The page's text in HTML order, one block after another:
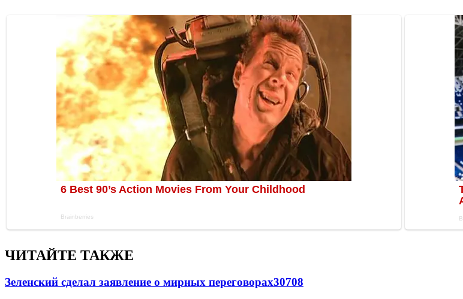
ЧИТАЙТЕ ТАКЖЕ
Зеленский сделал заявление о мирных переговорах30708